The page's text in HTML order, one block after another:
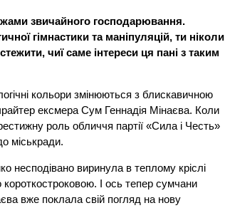
звичайного господарювання.
гімнастики та маніпуляцій, ти ніколи
чиї саме інтереси ця пані з таким
кольори змінюються з блискавичною
ексмера Сум Геннадія Мінаєва. Коли
роль обличчя партії «Сила і Честь»
міськради.
несподівано виринула в теплому кріслі
І ось тепер сумчани
вже поклала свій погляд на нову